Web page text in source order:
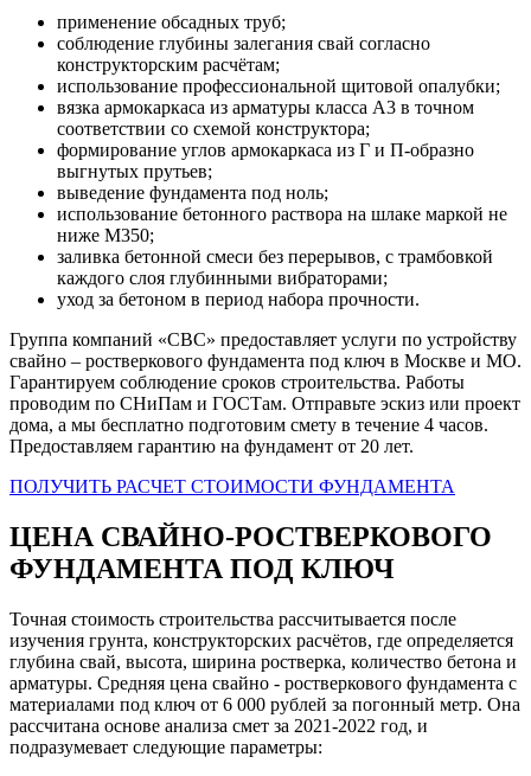
применение обсадных труб;
соблюдение глубины залегания свай согласно
конструкторским расчётам;
использование профессиональной щитовой опалубки;
вязка армокаркаса из арматуры класса А3 в точном
соответствии со схемой конструктора;
формирование углов армокаркаса из Г и П-образно
выгнутых прутьев;
выведение фундамента под ноль;
использование бетонного раствора на шлаке маркой не
ниже М350;
заливка бетонной смеси без перерывов, с трамбовкой
каждого слоя глубинными вибраторами;
уход за бетоном в период набора прочности.
Группа компаний «СВС» предоставляет услуги по устройству
свайно – ростверкового фундамента под ключ в Москве и МО.
Гарантируем соблюдение сроков строительства. Работы
проводим по СНиПам и ГОСТам. Отправьте эскиз или проект
дома, а мы бесплатно подготовим смету в течение 4 часов.
Предоставляем гарантию на фундамент от 20 лет.
ПОЛУЧИТЬ РАСЧЕТ СТОИМОСТИ ФУНДАМЕНТА
ЦЕНА СВАЙНО-РОСТВЕРКОВОГО
ФУНДАМЕНТА ПОД КЛЮЧ
Точная стоимость строительства рассчитывается после
изучения грунта, конструкторских расчётов, где определяется
глубина свай, высота, ширина ростверка, количество бетона и
арматуры. Средняя цена свайно - ростверкового фундамента с
материалами под ключ от 6 000 рублей за погонный метр. Она
рассчитана основе анализа смет за 2021-2022 год, и
подразумевает следующие параметры: